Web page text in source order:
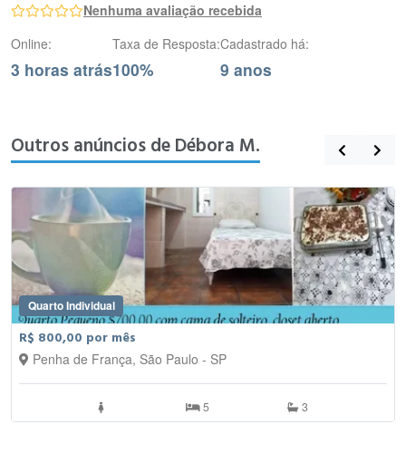
Nenhuma avaliação recebida
Online:
3 horas atrás
Taxa de Resposta:
100%
Cadastrado há:
9 anos
Outros anúncios de Débora M.
Quarto Individual
R$ 800,00 por mês
Penha de França, São Paulo - SP
5 3